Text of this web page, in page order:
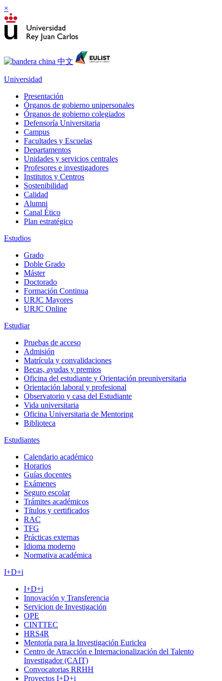
×
Universidad
Presentación
Órganos de gobierno unipersonales
Órganos de gobierno colegiados
Defensoría Universitaria
Campus
Facultades y Escuelas
Departamentos
Unidades y servicios centrales
Profesores e investigadores
Institutos y Centros
Sostenibilidad
Calidad
Alumni
Canal Ético
Plan estratégico
Estudios
Grado
Doble Grado
Máster
Doctorado
Formación Continua
URJC Mayores
URJC Online
Estudiar
Pruebas de acceso
Admisión
Matrícula y convalidaciones
Becas, ayudas y premios
Oficina del estudiante y Orientación preuniversitaria
Orientación laboral y profesional
Observatorio y casa del Estudiante
Vida universitaria
Oficina Universitaria de Mentoring
Biblioteca
Estudiantes
Calendario académico
Horarios
Guías docentes
Exámenes
Seguro escolar
Trámites académicos
Títulos y certificados
RAC
TFG
Prácticas externas
Idioma moderno
Normativa académica
I+D+i
I+D+i
Innovación y Transferencia
Servicion de Investigación
OPE
CINTTEC
HRS4R
Mentoría para la Investigación Euriclea
Centro de Atracción e Internacionalización del Talento
Investigador (CAIT)
Convocatorias RRHH
Proyectos I+D+i